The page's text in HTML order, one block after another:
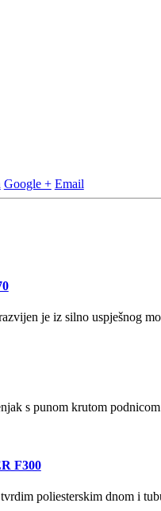
Google + Email
je iz silno uspješnog
s punom krutom
F300
poliesterskim dnom i